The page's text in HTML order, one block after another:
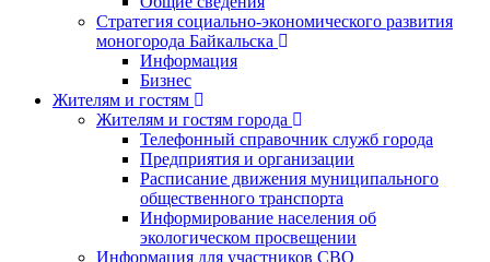
Стратегия социально-экономического развития
моногорода Байкальска
Информация
Бизнес
Жителям и гостям
Жителям и гостям города
Телефонный справочник служб города
Предприятия и организации
Расписание движения муниципального
общественного транспорта
Информирование населения об
экологическом просвещении
Информация для участников СВО